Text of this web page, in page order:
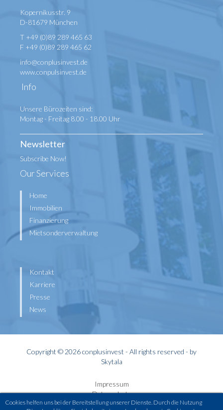
Cookies helfen uns bei der Bereitstellung unserer Dienste. Durch die Nutzung
Kopernikusstr. 9
D-81679 München
T +49 (0)89 289 465 63
F +49 (0)89 289 465 62
info@conplusinvest.de
www.conpulsinvest.de
Info
Unsere Bürozeiten sind:
Montag - Freitag 8.00 - 18.00 Uhr
Newsletter
Subscribe Now!
Our Services
Home
Immobilien
Finanzierung
Mietsonderverwaltung
Kontakt
Karriere
Presse
News
Copyright © 2026 conplusinvest - All rights reserved - by
Skytala
Impressum
Datenschutz
Widerrufsbelehrung